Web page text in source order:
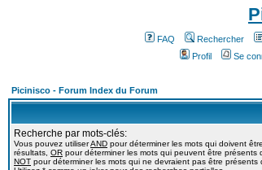
FAQ Rechercher
Profil
Se
Picinisco - Forum Index du Forum
Recherche par mots-clés:
Vous pouvez utiliserAND pour déterminer les mots qui doivent
résultats, OR pour déterminer les mots qui peuvent être présents
NOT pour déterminer les mots qui ne devraient pas être présents